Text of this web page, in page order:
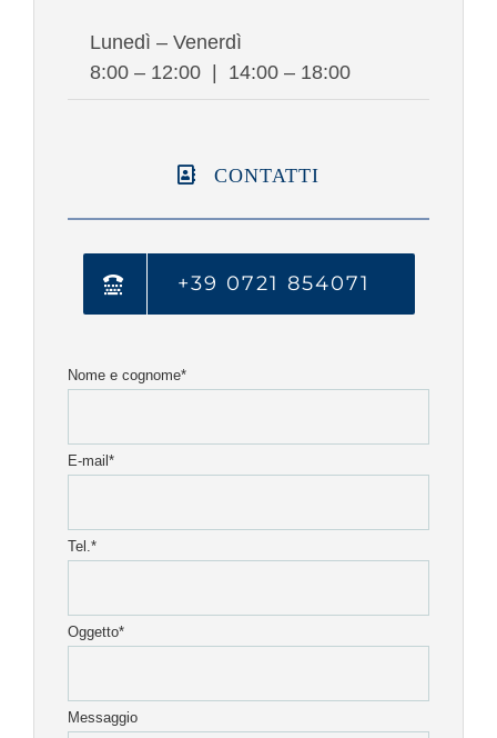
Lunedì – Venerdì
8:00 – 12:00 | 14:00 – 18:00
CONTATTI
+39 0721 854071
Nome e cognome*
E-mail*
Tel.*
Oggetto*
Messaggio